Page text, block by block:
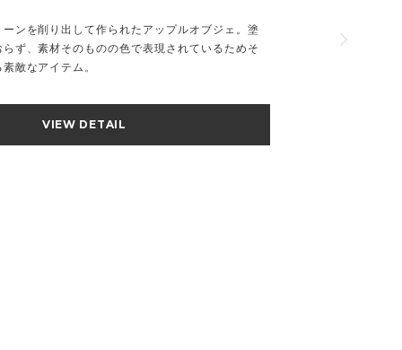
ンを削り出して作られたアップルオブジェ。塗
ず、素材そのものの色で表現されているためそ
敵なアイテム。
VIEW DETAIL